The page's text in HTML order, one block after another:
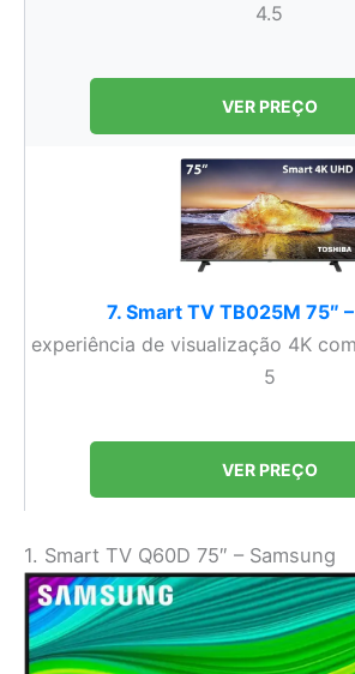
4.5
VER PREÇO
7. Smart TV TB025M 75″
experiência de visualização 4K
5
VER PREÇO
1. Smart TV Q60D 75″ – Samsung